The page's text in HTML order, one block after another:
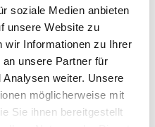
soziale Medien anbieten
unsere Website zu
wir Informationen zu Ihrer
unsere Partner für
weiter. Unsere
möglicherweise mit
Sie ihnen bereitgestellt
-
pieces